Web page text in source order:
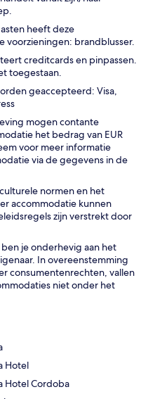
heeft deze
voorzieningen: brandblusser.
creditcards en pinpassen.
toegestaan.
geaccepteerd: Visa,
mogen contante
het bedrag van EUR
voor meer informatie
via de gegevens in de
normen en het
accommodatie kunnen
zijn verstrekt door
je onderhevig aan het
In overeenstemming
consumentenrechten, vallen
niet onder het
Hotel
Hotel Cordoba